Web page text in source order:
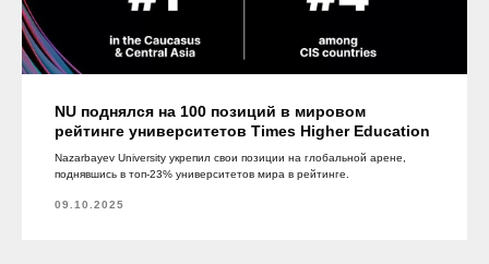
NU поднялся на 100 позиций в мировом
рейтинге университетов Times Higher Education
Nazarbayev University укрепил свои позиции на глобальной арене,
поднявшись в топ-23% университетов мира в рейтинге.
09.10.2025